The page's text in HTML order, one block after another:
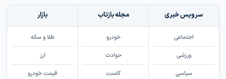
سرویس خبری
اجتماعی
ورزشی
سیاسی
مجله بازتاب
خودرو
حوادث
کامنت
بازار
طلا و سکه
ارز
قیمت خودرو